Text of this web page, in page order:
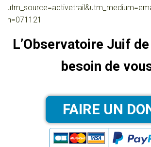
n=071121
L’Observatoire Juif
besoin de